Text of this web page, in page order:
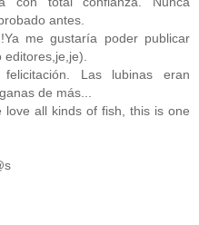
antes.
me gustaría poder publicar
editores,je,je).
Las lubinas eran
de más...
love all kinds of fish, this is one